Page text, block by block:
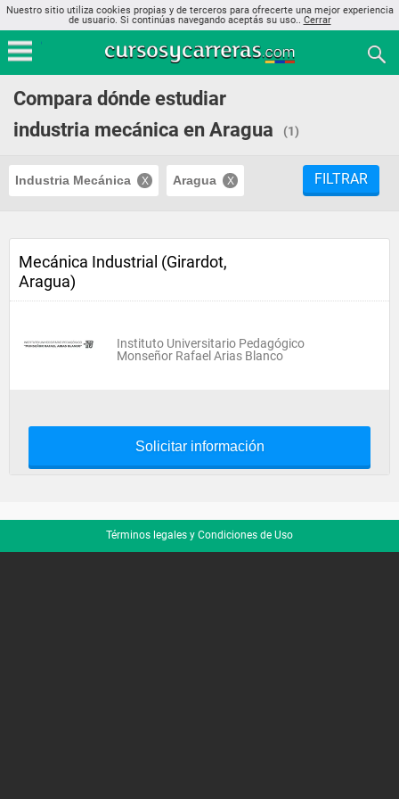
Nuestro sitio utiliza cookies propias y de terceros para ofrecerte una mejor experiencia
de usuario. Si continúas navegando aceptás su uso.. Cerrar
Compara dónde estudiar
industria mecánica en Aragua
(1)
Industria Mecánica Aragua FILTRAR
Mecánica Industrial (Girardot,
Aragua)
Instituto Universitario Pedagógico
Monseñor Rafael Arias Blanco
Solicitar información
Términos legales y Condiciones de Uso